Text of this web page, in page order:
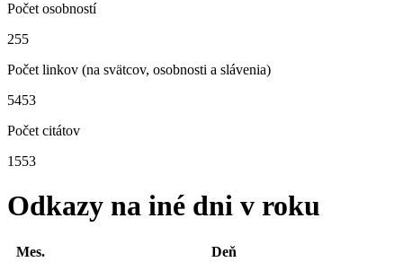
Počet osobností
255
Počet linkov (na svätcov, osobnosti a slávenia)
5453
Počet citátov
1553
Odkazy na iné dni v roku
Mes.
Deň